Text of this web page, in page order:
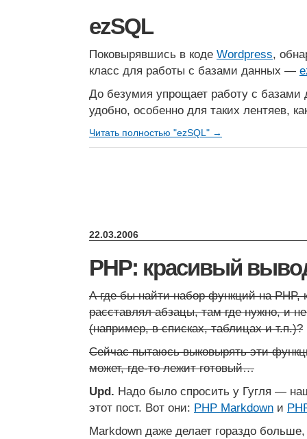
ezSQL
Поковырявшись в коде Wordpress,
класс для работы с базами данных —
До безумия упрощает работу с базами
удобно, особенно для таких лентяев,
Читать полностью "ezSQL" →
22.03.2006
PHP: красивый
А где бы найти набор функций на PHP,
расставлял абзацы, там где нужно, и
(например, в списках, таблицах и т.п.)?
Сейчас пытаюсь выковырять эти
может, где-то лежит готовый…
Upd. Надо было спросить у Гугля —
этот пост. Вот они: PHP Markdown и
Markdown даже делает гораздо